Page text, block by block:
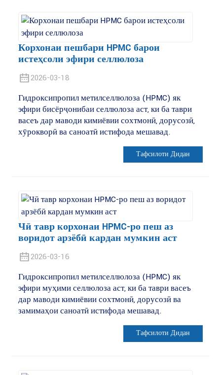
Корхонаи пешбари HPMC барои
истеҳсоли эфири селлюлоза
2026-03-18
Гидроксипропил метилселлюлоза (HPMC) як
эфири бисёрҷонибаи селлюлоза аст, ки ба таври
васеъ дар маводи кимиёвии сохтмонӣ, дорусозӣ,
хӯрокворӣ ва саноатӣ истифода мешавад.
Тафсилоти Дидан
Чӣ тавр корхонаи HPMC-ро пеш аз
воридот арзёбӣ кардан мумкин аст
2026-03-16
Гидроксипропил метилселлюлоза (HPMC) як
эфири муҳими селлюлоза аст, ки ба таври васеъ
дар маводи кимиёвии сохтмонӣ, дорусозӣ ва
замимаҳои саноатӣ истифода мешавад.
Тафсилоти Дидан